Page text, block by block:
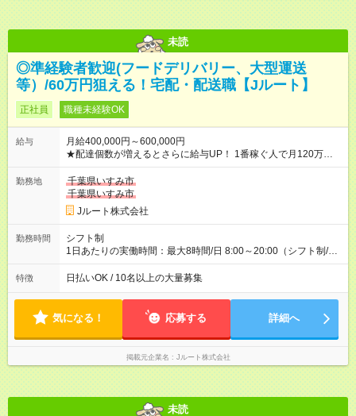
未読
◎準経験者歓迎(フードデリバリー、大型運送
等）/60万円狙える！宅配・配送職【Jルート】
正社員 職種未経験OK
給与
月給400,000円～600,000円
★配達個数が増えるとさらに給与UP！ 1番稼ぐ人で月120万ほ
ど！ ・主要都市エリア 月収55万円／週5日稼働 月収65万~112
万円／週6日稼働 ・地方郊外エリア 月収40万円／週5日稼働 月
収40万円~50万円／週6日稼働 ＜モデルイメージ＞ ■月収50万
円 (27歳男性/江東区在住)※元建築関係 1日150個配達×25日勤務
(日休み) ■月収80万円(43歳男性/墨田区在住)※元営業 1日200個
勤務地
千葉県いすみ市
千葉県いすみ市
Jルート株式会社
勤務時間
シフト制
1日あたりの実働時間：最大8時間/日 8:00～20:00（シフト制/実
働8時間） ※週5日勤務（場所次第では週4も有り） ※配達状況に
よって時間外での勤務可能性有り ※案件により多少の前後あり
特徴 日払いOK / 10名以上の大量募集
気になる！ 応募する 詳細へ
掲載元企業名 Jルート株式会社
未読